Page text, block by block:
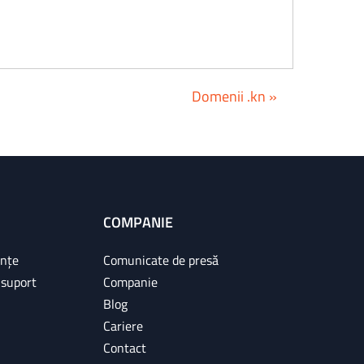
Domenii .kn »
COMPANIE
Comunicate de presă
Companie
Blog
Cariere
Contact